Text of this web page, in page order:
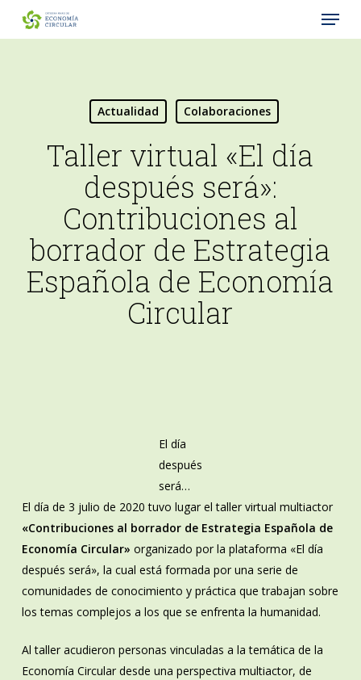
Menu
Actualidad Colaboraciones
Taller virtual «El día
después será»:
Contribuciones al
borrador de Estrategia
Española de Economía
Circular
El día
después
será…
El día de 3 julio de 2020 tuvo lugar el taller virtual multiactor
«Contribuciones al borrador de Estrategia Española de
Economía Circular» organizado por la plataforma «El día
después será», la cual está formada por una serie de
comunidades de conocimiento y práctica que trabajan sobre
los temas complejos a los que se enfrenta la humanidad.
Al taller acudieron personas vinculadas a la temática de la
Economía Circular desde una perspectiva multiactor, de